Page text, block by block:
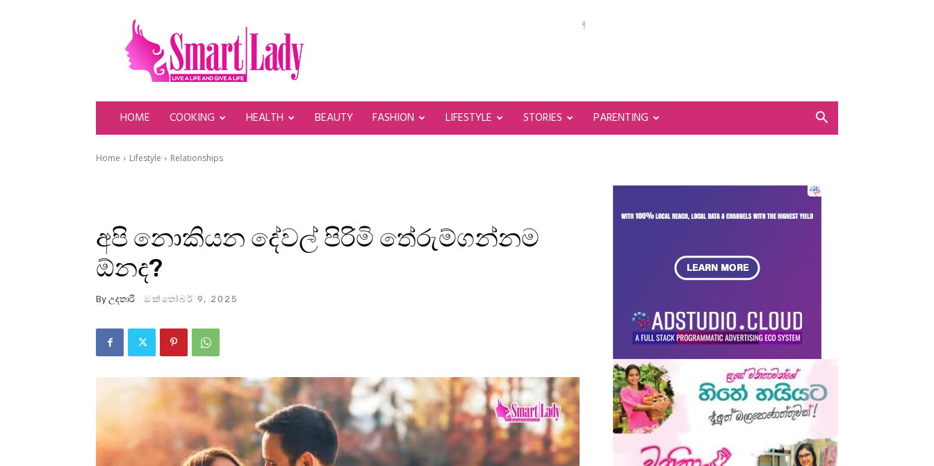
SmartLady
HOME COOKING HEALTH BEAUTY FASHION LIFESTYLE STORIES PARENTING
Home Lifestyle Relationships
අපි නොකියන දේවල් පිරිමි තේරුම්ගන්නම
ඕනද?
By උදතාරි ඔක්තෝබර් 9, 2025